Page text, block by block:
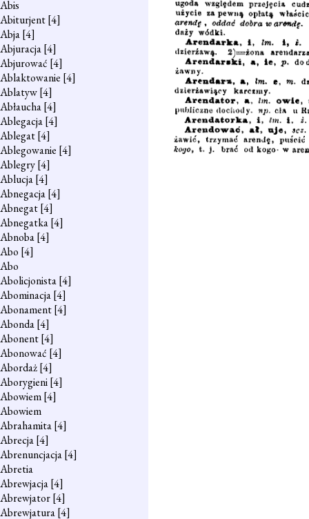
Abis
Abiturjent[4]
Abja[4]
Abjuracja[4]
Abjurować [4]
Ablaktowanie [4]
Ablatyw[4]
Abłaucha[4]
Ablegacja[4]
Ablegat[4]
Ablegowanie [4]
Ablegry[4]
Ablucja[4]
Abnegacja[4]
Abnegat[4]
Abnegatka[4]
Abnoba[4]
Abo [4]
Abo
Abolicjonista[4]
Abominacja[4]
Abonament[4]
Abonda[4]
Abonent[4]
Abonować [4]
Abordaż[4]
Aborygieni[4]
Abowiem[4]
Abowiem
Abrahamita[4]
Abrecja[4]
Abrenuncjacja[4]
Abretia
Abrewjacja[4]
Abrewjator[4]
Abrewjatura[4]